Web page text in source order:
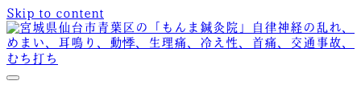
Skip to content